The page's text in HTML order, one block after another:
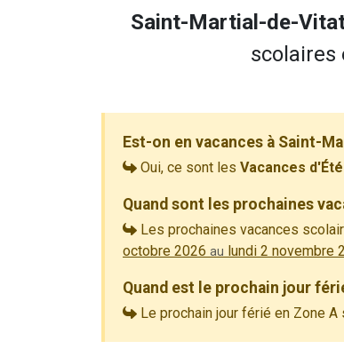
Saint-Martial-de-
scolaires
Est-on en vacances à Saint-
Oui, ce sont les Vacances d'Été
Quand sont les prochaines
Les prochaines vacances
octobre 2026 au lundi 2 novembre
Quand est le prochain jour
Le prochain jour férié en Zone A